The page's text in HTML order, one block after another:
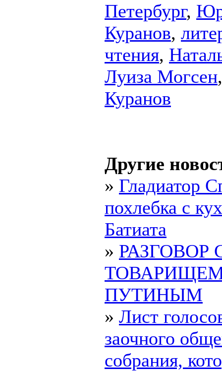
Петербург,
Куранов,
чтения,
Луиза Могсен
Куранов
Другие
» Гладиатор
похлебка с
Батиата
» РАЗГОВОР
ПУТИНЫМ
» Лист
заочного
собрания,